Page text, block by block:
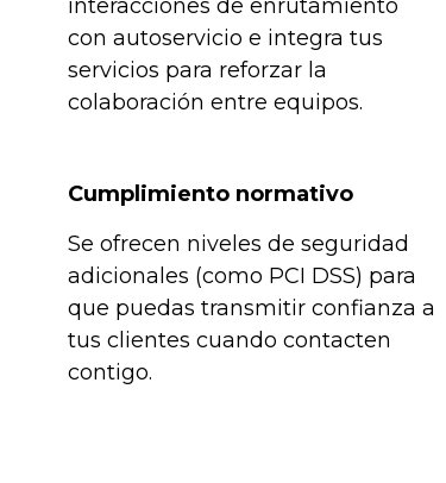
interacciones de enrutamiento
con autoservicio e integra tus
servicios para reforzar la
colaboración entre equipos.
Cumplimiento normativo
Se ofrecen niveles de seguridad
adicionales (como PCI DSS) para
que puedas transmitir confianza a
tus clientes cuando contacten
contigo.